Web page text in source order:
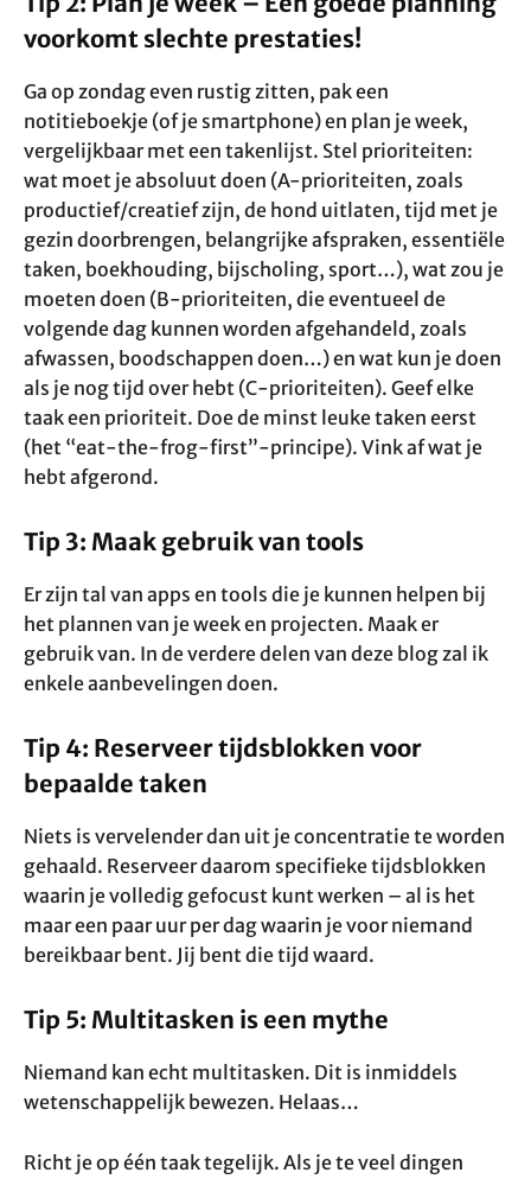
voorkomt slechte prestaties!
Ga op zondag even rustig zitten, pak een
notitieboekje (of je smartphone) en plan je week,
vergelijkbaar met een takenlijst. Stel prioriteiten:
wat moet je absoluut doen (A-prioriteiten, zoals
productief/creatief zijn, de hond uitlaten, tijd met je
gezin doorbrengen, belangrijke afspraken, essentiële
taken, boekhouding, bijscholing, sport…), wat zou je
moeten doen (B-prioriteiten, die eventueel de
volgende dag kunnen worden afgehandeld, zoals
afwassen, boodschappen doen…) en wat kun je doen
als je nog tijd over hebt (C-prioriteiten). Geef elke
taak een prioriteit. Doe de minst leuke taken eerst
(het “eat-the-frog-first”-principe). Vink af wat je
hebt afgerond.
Tip 3: Maak gebruik van tools
Er zijn tal van apps en tools die je kunnen helpen bij
het plannen van je week en projecten. Maak er
gebruik van. In de verdere delen van deze blog zal ik
enkele aanbevelingen doen.
Tip 4: Reserveer tijdsblokken voor
bepaalde taken
Niets is vervelender dan uit je concentratie te worden
gehaald. Reserveer daarom specifieke tijdsblokken
waarin je volledig gefocust kunt werken – al is het
maar een paar uur per dag waarin je voor niemand
bereikbaar bent. Jij bent die tijd waard.
Tip 5: Multitasken is een mythe
Niemand kan echt multitasken. Dit is inmiddels
wetenschappelijk bewezen. Helaas…
Richt je op één taak tegelijk. Als je te veel dingen